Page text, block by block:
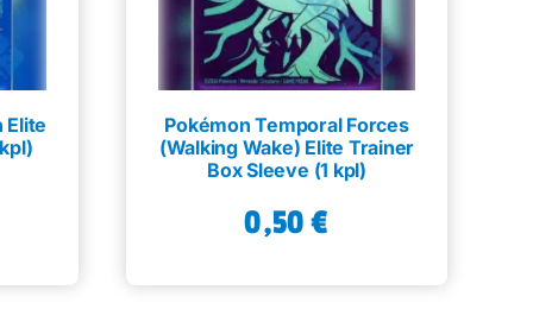
Elite
Pokémon Temporal Forces
(Walking Wake) Elite Trainer
Box Sleeve (1 kpl)
0,50€